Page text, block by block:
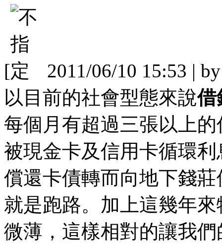
[
2011/06/10 15:53 |
以目前的社會型態來說借
每個月有超過三張以上
被現金卡及信用卡循環
償還卡債轉而向地下錢
就是跑路。加上這幾年
微薄，這樣相對的讓我